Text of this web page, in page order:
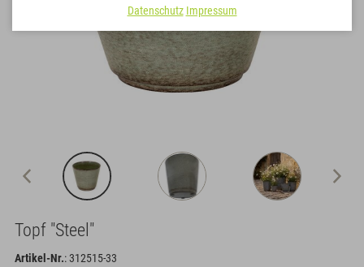
Topf "Steel"
Artikel-Nr.: 312515-33
Datenschutz Impressum